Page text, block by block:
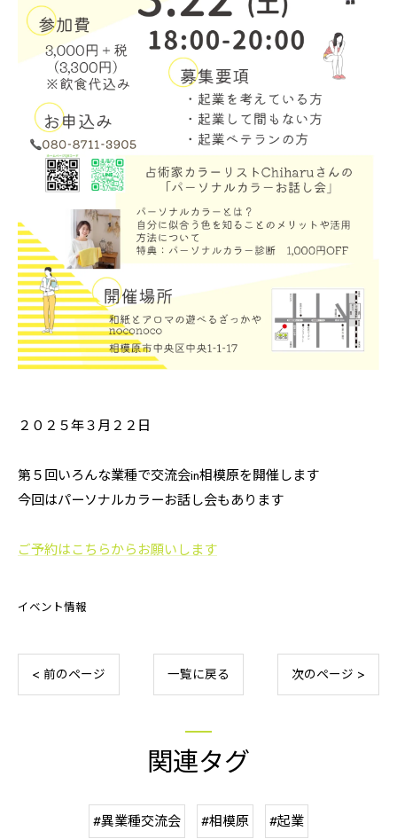
２０２５年３月２２日
第５回いろんな業種で交流会in相模原を開催します
今回はパーソナルカラーお話し会もあります
ご予約はこちらからお願いします
イベント情報
< 前のページ 一覧に戻る 次のページ >
関連タグ
#異業種交流会 #相模原 #起業